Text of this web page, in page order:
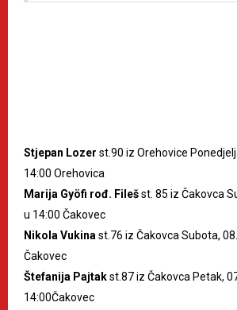
Stjepan Lozer st.90 iz Orehovice
14:00 Orehovica
Marija Gyöfi rođ. Filešst. 85 iz Čakovca
u 14:00 Čakovec
Nikola Vukina st.76 iz Čakovca Subota,
Čakovec
Štefanija Pajtakst.87 iz Čakovca Petak,
14:00Čakovec